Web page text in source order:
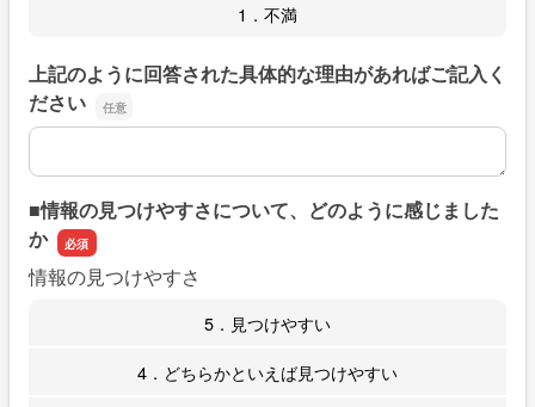
1．不満
上記のように回答された具体的な理由があればご記入く
ださい
上記のように回答された具体的な理由があればご記入くだ
■情報の見つけやすさについて、どのように感じました
か
情報の見つけやすさ
5．見つけやすい
4．どちらかといえば見つけやすい